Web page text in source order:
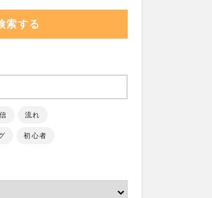
索する
流れ
初心者